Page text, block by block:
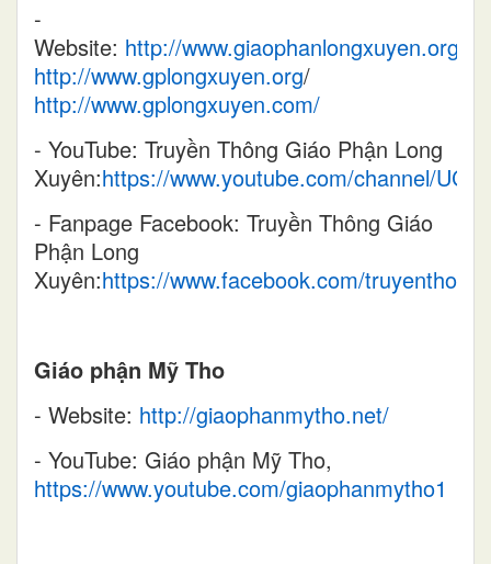
-
Website: http://www.giaophanlongxuyen.org
http://www.gplongxuyen.org/
http://www.gplongxuyen.com/
- YouTube: Truyền Thông Giáo Phận Long
Xuyên:https://www.youtube.com/channel/
- Fanpage Facebook: Truyền Thông Giáo
Phận Long
Xuyên:https://www.facebook.com/
Giáo phận Mỹ Tho
- Website: http://giaophanmytho.net/
- YouTube: Giáo phận Mỹ Tho,
https://www.youtube.com/giaophanmytho1